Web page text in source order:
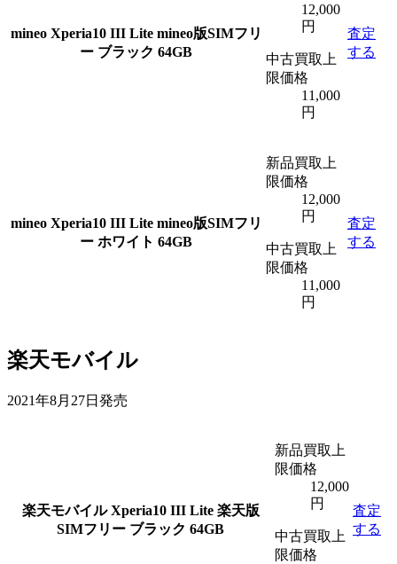
mineo Xperia10 III Lite mineo版SIMフリ
ー ブラック 64GB
12,000
円
中古買取上
限価格
11,000
円
査定
する
mineo Xperia10 III Lite mineo版SIMフリ
ー ホワイト 64GB
新品買取上
限価格
12,000
円
中古買取上
限価格
11,000
円
査定
する
楽天モバイル
2021年8月27日発売
楽天モバイル Xperia10 III Lite 楽天版
SIMフリー ブラック 64GB
新品買取上
限価格
12,000
円
中古買取上
限価格
査定
する